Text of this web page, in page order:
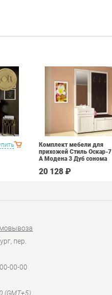
Комплект мебели для
прихожей Стиль Оскар-7
А Модена 3 Дуб сонома
20 128 ₽
пер.
00-00
(GMT+5)